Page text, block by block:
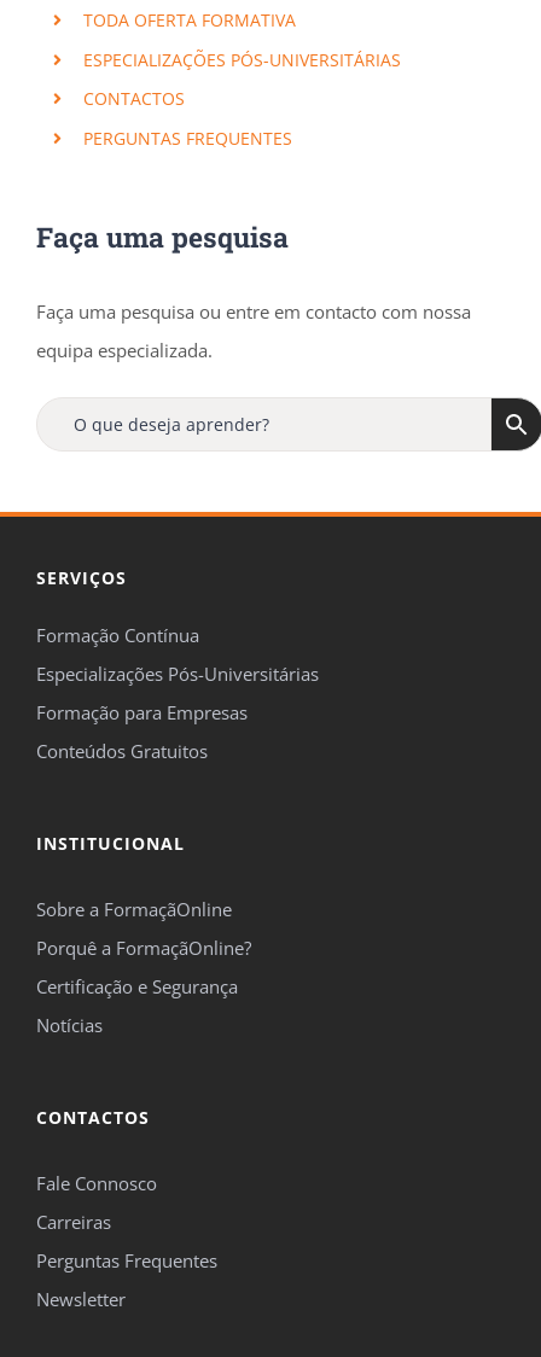
TODA OFERTA FORMATIVA
ESPECIALIZAÇÕES PÓS-UNIVERSITÁRIAS
CONTACTOS
PERGUNTAS FREQUENTES
Faça uma pesquisa
Faça uma pesquisa ou entre em contacto com nossa
equipa especializada.
SERVIÇOS
Formação Contínua
Especializações Pós-Universitárias
Formação para Empresas
Conteúdos Gratuitos
INSTITUCIONAL
Sobre a FormaçãOnline
Porquê a FormaçãOnline?
Certificação e Segurança
Notícias
CONTACTOS
Fale Connosco
Carreiras
Perguntas Frequentes
Newsletter